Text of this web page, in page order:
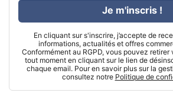
En cliquant sur s'inscrire, j’accepte de
informations, actualités et offres
Conformément au RGPD, vous pouvez retirer
tout moment en cliquant sur le lien de
chaque email. Pour en savoir plus sur la
consultez notre Politique de
Je m'inscris !